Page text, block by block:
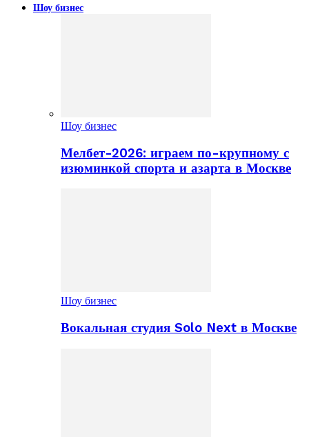
Шоу бизнес
Шоу бизнес
Мелбет-2026: играем по-крупному с
изюминкой спорта и азарта в Москве
Шоу бизнес
Вокальная студия Solo Next в Москве